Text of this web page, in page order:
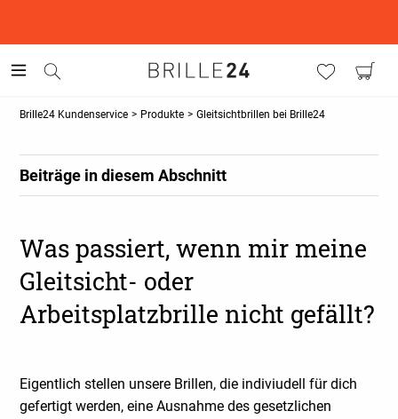
Brille24 Kundenservice > Produkte > Gleitsichtbrillen bei Brille24
Beiträge in diesem Abschnitt
Was passiert, wenn mir meine
Gleitsicht- oder
Arbeitsplatzbrille nicht gefällt?
Eigentlich stellen unsere Brillen, die indiviudell für dich
gefertigt werden, eine Ausnahme des gesetzlichen